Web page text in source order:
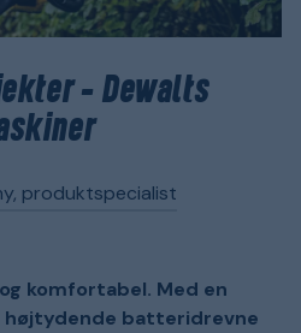
- Dewalts
produktspecialist
komfortabel. Med en
batteridrevne